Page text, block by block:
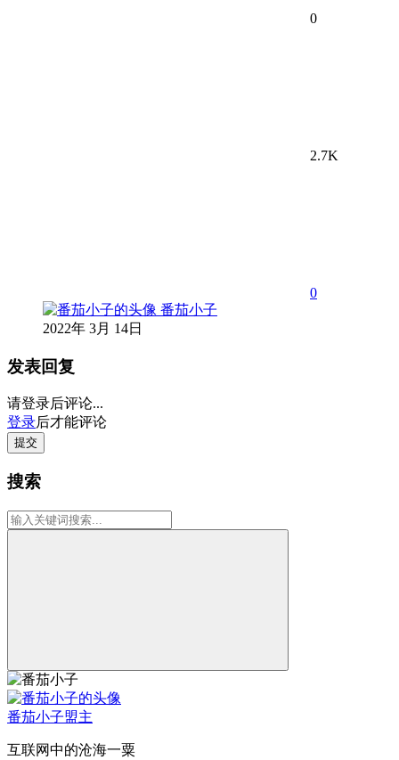
0
2.7K
0
番茄小子
2022年 3月 14日
发表回复
请登录后评论...
登录后才能评论
提交
搜索
番茄小子盟主
互联网中的沧海一粟